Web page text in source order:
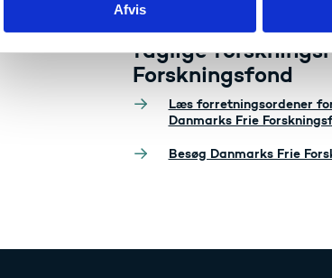
Afvis
faglige
Forskningsfond
Læs forretningsordener
Danmarks Frie
Besøg Danmarks Frie